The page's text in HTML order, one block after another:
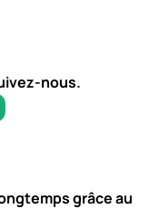
nous.
grâce au